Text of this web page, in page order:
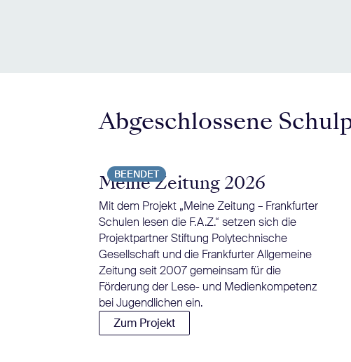
Abgeschlossene
BEENDET
Meine Zeitung 2026
Mit dem Projekt „Meine Zeitung – Frankfurter
Schulen lesen die F.A.Z.“ setzen sich die
Projektpartner Stiftung Polytechnische
Gesellschaft und die Frankfurter Allgemeine
Zeitung seit 2007 gemeinsam für die
Förderung der Lese- und Medienkompetenz
bei Jugendlichen ein.
Zum Projekt